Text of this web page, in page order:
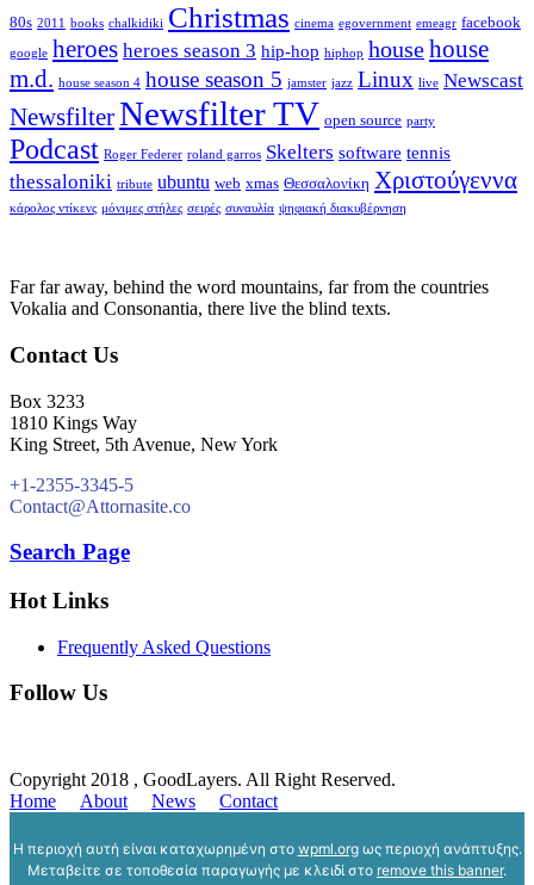
80s 2011 books chalkidiki Christmas cinema egovernment emeagr facebook
google heroes heroes season 3 hip-hop hiphop househouse
m.d. house season 4 house season 5 jamster jazz Linux live Newscast
NewsfilterNewsfilter TV open source party
Podcast Roger Federer roland garros Skelters software tennis
thessaloniki tribute ubuntu web xmas Θεσσαλονίκη Χριστούγεννα
κάρολος ντίκενς μόνιμες στήλες σειρές συναυλία ψηφιακή διακυβέρνηση
Far far away, behind the word mountains, far from the countries
Vokalia and Consonantia, there live the blind texts.
Contact Us
Box 3233
1810 Kings Way
King Street, 5th Avenue, New York
+1-2355-3345-5
Contact@Attornasite.co
Search Page
Hot Links
Frequently Asked Questions
Follow Us
Copyright 2018 , GoodLayers. All Right Reserved.
Home
About News Contact
Η περιοχή αυτή είναι καταχωρημένη στο wpml.orgως περιοχή ανάπτυξης.
Μεταβείτε σε τοποθεσία παραγωγής με κλειδί στο remove this banner.